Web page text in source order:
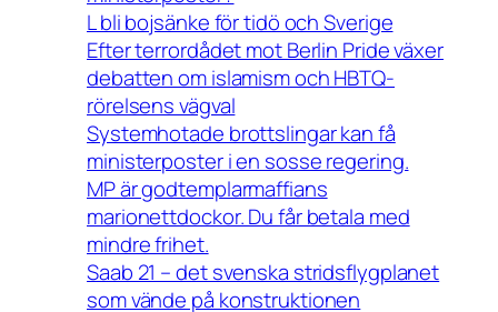
L bli bojsänke för tidö och Sverige
Efter terrordådet mot Berlin Pride växer
debatten om islamism och HBTQ-
rörelsens vägval
Systemhotade brottslingar kan få
ministerposter i en sosse regering.
MP är godtemplarmaffians
marionettdockor. Du får betala med
mindre frihet.
Saab 21 – det svenska stridsflygplanet
som vände på konstruktionen